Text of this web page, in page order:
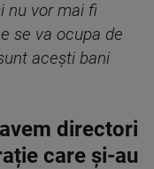
nu vor mai fi
se va ocupa de
acești bani
directori
care și-au